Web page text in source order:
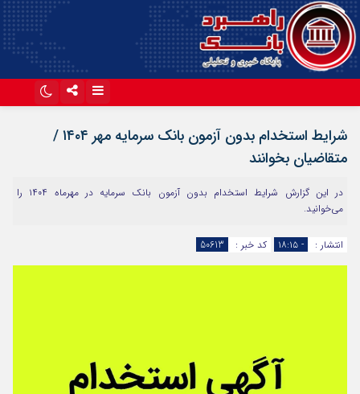
آپارات
شرایط استخدام بدون آزمون بانک سرمایه مهر ۱۴۰۴ /
متقاضیان بخوانند
در این گزارش شرایط استخدام بدون آزمون بانک سرمایه در مهرماه ۱۴۰۴ را
می‌خوانید.
انتشار : - ۱۸:۱۵ کد خبر : 50613